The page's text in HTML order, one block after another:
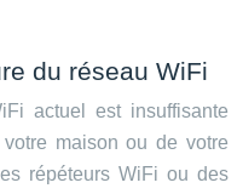
du réseau WiFi
actuel est insuffisante
maison ou de votre
répéteurs WiFi ou des